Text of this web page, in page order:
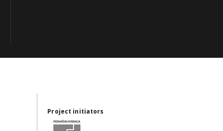
Project initiators